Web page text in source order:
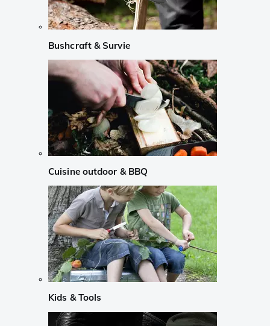
Bushcraft & Survie
Cuisine outdoor & BBQ
Kids & Tools